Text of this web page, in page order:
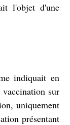
l'objet d'une
indiquait en
sur
uniquement
présentant